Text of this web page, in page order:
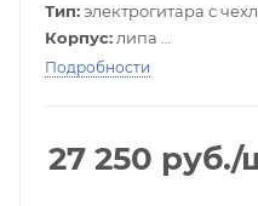
Тип:электрогитара с
Корпус: липа
Гриф:клен
Переключатель
Регуляторы: 1V/1Т
Подробности
27 250 руб./